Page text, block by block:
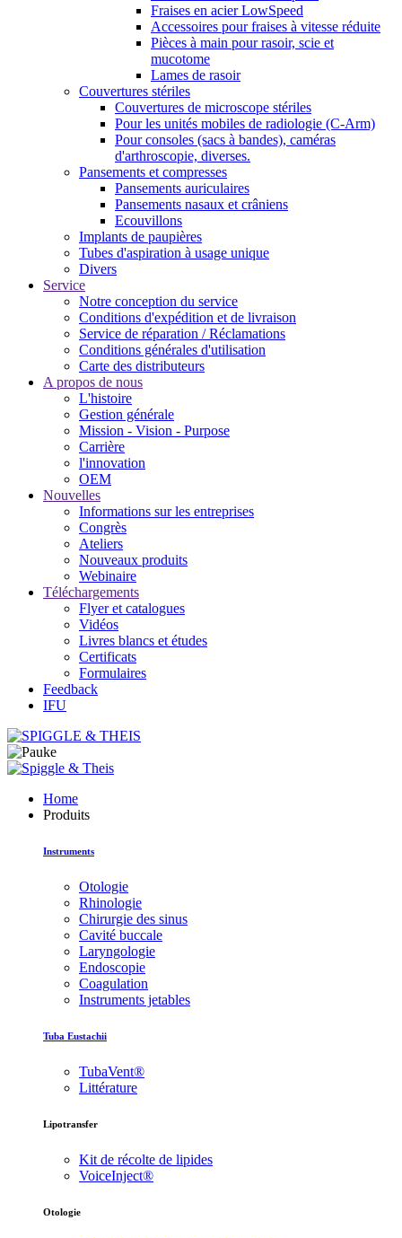
Fraises en acier LowSpeed
Accessoires pour fraises à vitesse réduite
Pièces à main pour rasoir, scie et
mucotome
Lames de rasoir
Couvertures stériles
Couvertures de microscope stériles
Pour les unités mobiles de radiologie (C-Arm)
Pour consoles (sacs à bandes), caméras
d'arthroscopie, diverses.
Pansements et compresses
Pansements auriculaires
Pansements nasaux et crâniens
Ecouvillons
Implants de paupières
Tubes d'aspiration à usage unique
Divers
Service
Notre conception du service
Conditions d'expédition et de livraison
Service de réparation / Réclamations
Conditions générales d'utilisation
Carte des distributeurs
A propos de nous
L'histoire
Gestion générale
Mission - Vision - Purpose
Carrière
l'innovation
OEM
Nouvelles
Informations sur les entreprises
Congrès
Ateliers
Nouveaux produits
Webinaire
Téléchargements
Flyer et catalogues
Vidéos
Livres blancs et études
Certificats
Formulaires
Feedback
IFU
Home
Produits
Instruments
Otologie
Rhinologie
Chirurgie des sinus
Cavité buccale
Laryngologie
Endoscopie
Coagulation
Instruments jetables
Tuba Eustachii
TubaVent®
Littérature
Lipotransfer
Kit de récolte de lipides
VoiceInject®
Otologie